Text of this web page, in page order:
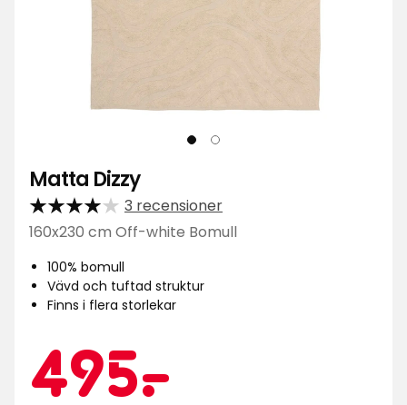
Matta Dizzy
3 recensioner
160x230 cm Off-white Bomull
100% bomull
Vävd och tuftad struktur
Finns i flera storlekar
495-
.